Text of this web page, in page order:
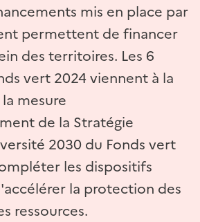
mis en place par
permettent de financer
des territoires. Les 6
vert 2024 viennent à la
mesure
de la Stratégie
2030 du Fonds vert
les dispositifs
la protection des
ressources.